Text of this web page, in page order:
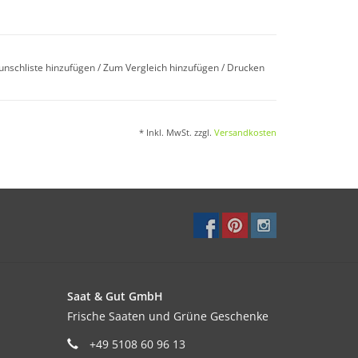
10–15cm auflockern, um eine bessere
Frosteintritt einlagern
hinzufügen/Zum Vergleich hinzufügen/ Drucken
* Inkl. MwSt. zzgl. Versandkosten
Saat & Gut GmbH
Frische Saaten und Grüne Geschenke
+49 5108 60 96 13